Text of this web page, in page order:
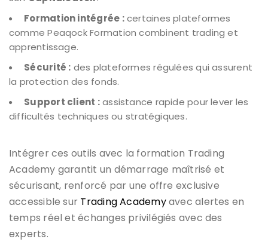
Formation intégrée :certaines plateformes
comme Peaqock Formation combinent trading et
apprentissage.
Sécurité : des plateformes régulées qui assurent
la protection des fonds.
Support client :assistance rapide pour lever les
difficultés techniques ou stratégiques.
Intégrer ces outils avec la formation Trading
Academy garantit un démarrage maîtrisé et
sécurisant, renforcé par une offre exclusive
accessible sur Trading Academyavec alertes en
temps réel et échanges privilégiés avec des
experts.